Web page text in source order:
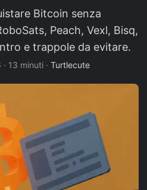
Bitcoin senza
Peach, Vexl, Bisq,
e trappole da evitare.
· 13 minuti · Turtlecute